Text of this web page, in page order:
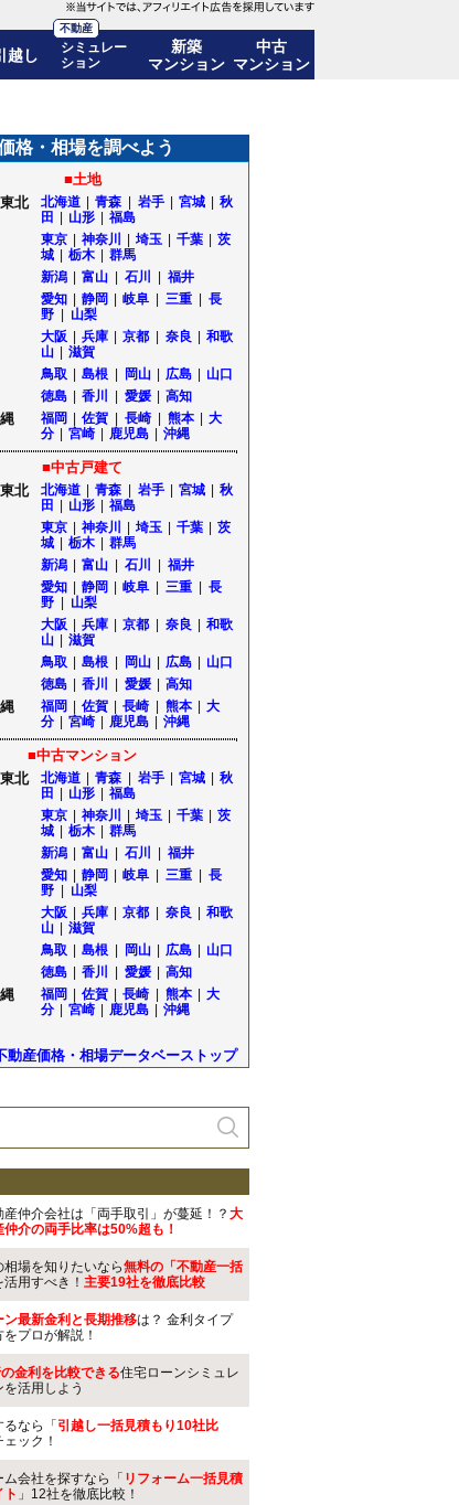
越し
不動産
シミュレー
ション
新築
マンション
中古
マンション
格・相場を調べよう
■土地
北
北海道 青森 岩手 宮城
秋
田
山形 福島
東京 神奈川 埼玉 千葉
茨
城
栃木 群馬
新潟 富山 石川 福井
愛知 静岡 岐阜 三重
長
野
山梨
大阪 兵庫 京都 奈良
和歌
山
滋賀
鳥取 島根 岡山 広島 山口
徳島 香川 愛媛 高知
福岡 佐賀 長崎 熊本
大
分
宮崎 鹿児島 沖縄
■中古戸建て
北
北海道 青森 岩手 宮城
秋
田
山形 福島
東京 神奈川 埼玉 千葉
茨
城
栃木 群馬
新潟 富山 石川 福井
愛知 静岡 岐阜 三重
長
野
山梨
大阪 兵庫 京都 奈良
和歌
山
滋賀
鳥取 島根 岡山 広島 山口
徳島 香川 愛媛 高知
福岡 佐賀 長崎 熊本
大
分
宮崎 鹿児島 沖縄
■中古マンション
北
北海道 青森 岩手 宮城
秋
田
山形 福島
東京 神奈川 埼玉 千葉
茨
城
栃木 群馬
新潟 富山 石川 福井
愛知 静岡 岐阜 三重
長
野
山梨
大阪 兵庫 京都 奈良
和歌
山
滋賀
鳥取 島根 岡山 広島 山口
徳島 香川 愛媛 高知
福岡 佐賀 長崎 熊本
大
分
宮崎 鹿児島 沖縄
動産価格・相場データベーストップ
産仲介会社は「両手取引」が蔓延！？ 大
仲介の両手比率は50%超も！
相場を知りたいなら無料の「不動産一括
活用すべき！ 主要19社を徹底比較
ン最新金利と長期推移は？ 金利タイプ
プロが解説！
金利を比較できる住宅ローンシミュレ
を活用しよう
なら「 引越し一括見積もり10社比
ェック！
ム会社を探すなら「 リフォーム一括見積
ト 」12社を徹底比較！